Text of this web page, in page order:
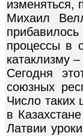
изменяться,
Михаил
процессы в
катаклизму
Сегодня
союзных
Число таких
в
Латвии